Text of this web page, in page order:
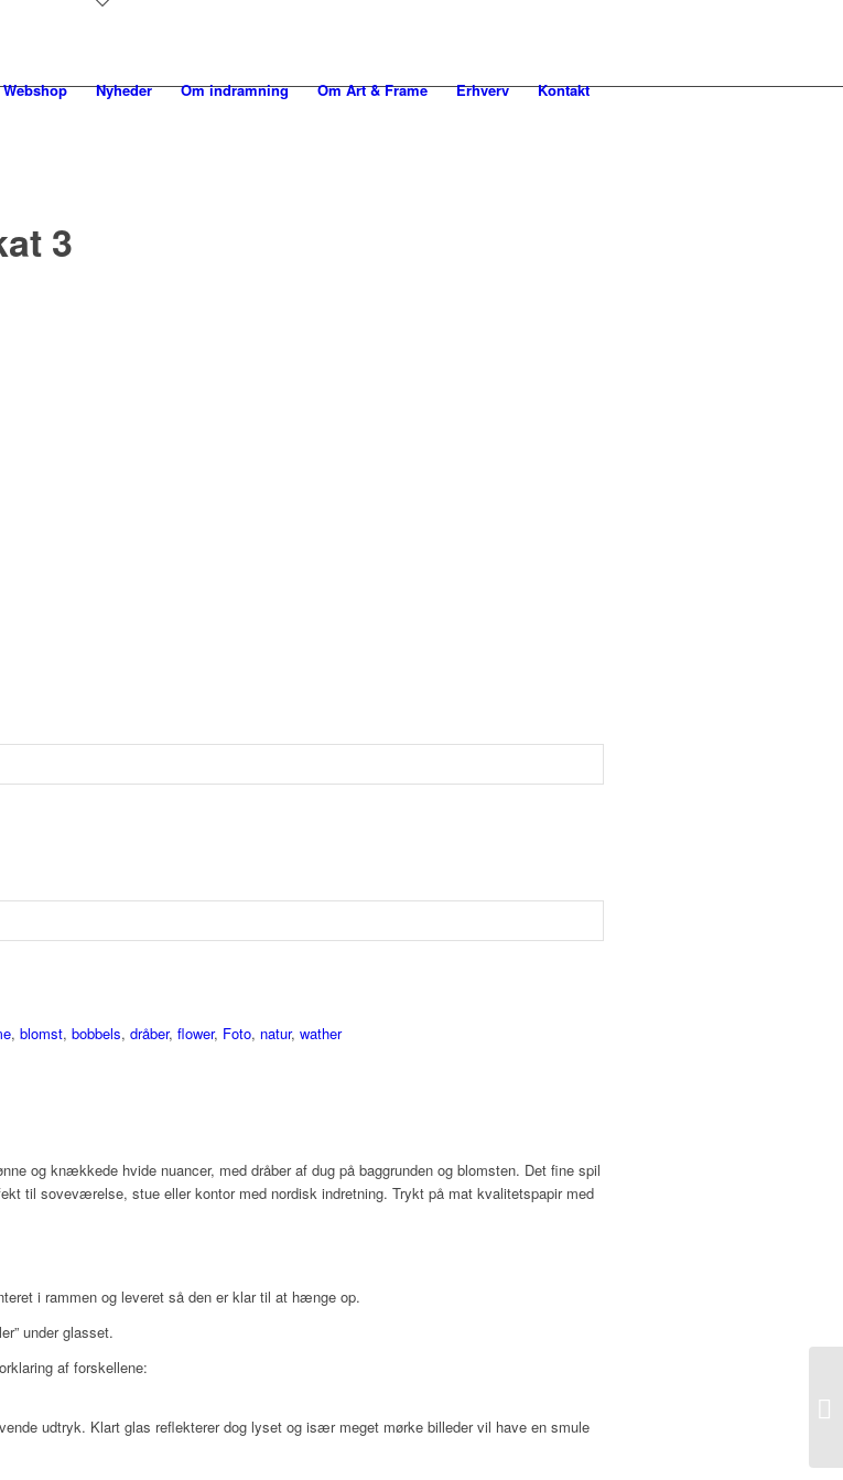
Webshop Nyheder Om indramning Om Art & Frame Erhverv Kontakt
3
, blomst, bobbels, dråber, flower, Foto, natur, wather
og knækkede hvide nuancer, med dråber af dug på baggrunden og blomsten. Det fine spil
til soveværelse, stue eller kontor med nordisk indretning. Trykt på mat kvalitetspapir med
i rammen og leveret så den er klar til at hænge op.
under glasset.
af forskellene:
udtryk. Klart glas reflekterer dog lyset og især meget mørke billeder vil have en smule